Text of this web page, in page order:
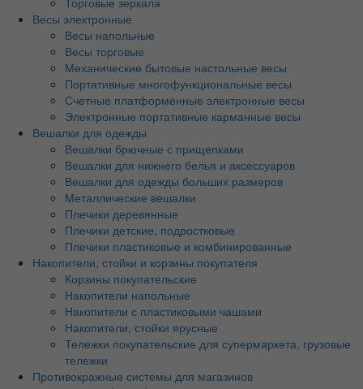
Весы электронные
Весы напольные
Весы торговые
Механические бытовые настольные весы
Портативные многофункциональные весы
Счетные платформенные электронные весы
Электронные портативные карманные весы
Вешалки для одежды
Вешалки брючные с прищепками
Вешалки для нижнего белья и аксессуаров
Вешалки для одежды больших размеров
Металлические вешалки
Плечики деревянные
Плечики детские, подростковые
Плечики пластиковые и комбинированные
Накопители, стойки и корзины покупателя
Корзины покупательские
Накопители напольные
Накопители с пластиковыми чашами
Накопители, стойки ярусные
Тележки покупательские для супермаркета, грузовые
тележки
Противокражные системы для магазинов